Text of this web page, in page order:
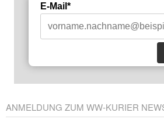
E-Mail*
ANMELDUNG ZUM WW-KURIER